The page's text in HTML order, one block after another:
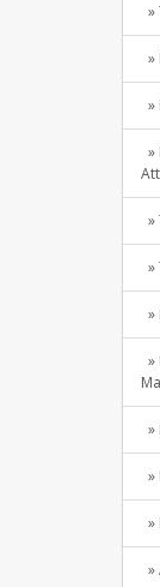
»
»
»
»
»
»
»
»
»
»
»
»